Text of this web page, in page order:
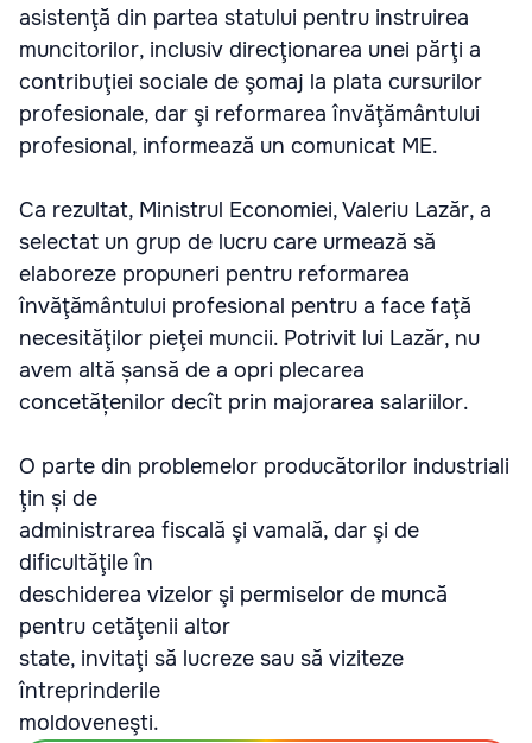
asistenţă din partea statului pentru instruirea
muncitorilor, inclusiv direcţionarea unei părţi a
contribuţiei sociale de şomaj la plata cursurilor
profesionale, dar şi reformarea învăţământului
profesional, informează un comunicat ME.
Ca rezultat, Ministrul Economiei, Valeriu Lazăr, a
selectat un grup de lucru care urmează să
elaboreze propuneri pentru reformarea
învăţământului profesional pentru a face faţă
necesităţilor pieţei muncii. Potrivit lui Lazăr, nu
avem altă șansă de a opri plecarea
concetățenilor decît prin majorarea salariilor.
O parte din problemelor producătorilor industriali
ţin și de
administrarea fiscală şi vamală, dar şi de
dificultăţile în
deschiderea vizelor şi permiselor de muncă
pentru cetăţenii altor
state, invitaţi să lucreze sau să viziteze
întreprinderile
moldoveneşti.